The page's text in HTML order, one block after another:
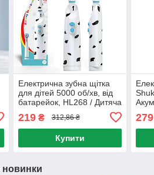
Електрична зубна щітка
для дітей 5000 об/хв, від
батарейок, HL268 / Дитяча
змінною насадкою
219₴ 312,86 ₴
Купити
новинки